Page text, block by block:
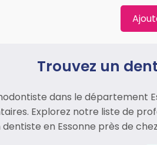
Trouvez un
dans le département
Explorez notre liste de
en Essonne près de